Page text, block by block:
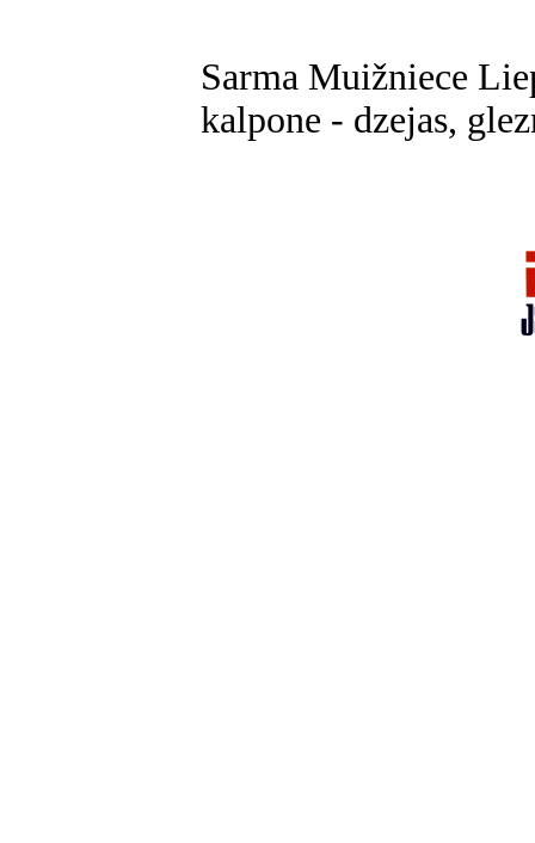
Sarma Muižniece
kalpone - dzejas,